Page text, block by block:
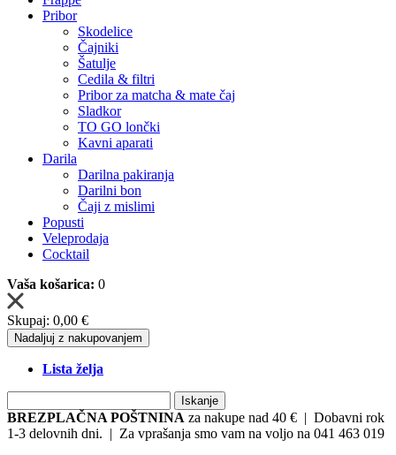
Pribor
Skodelice
Čajniki
Šatulje
Cedila & filtri
Pribor za matcha & mate čaj
Sladkor
TO GO lončki
Kavni aparati
Darila
Darilna pakiranja
Darilni bon
Čaji z mislimi
Popusti
Veleprodaja
Cocktail
Vaša košarica: 0
Skupaj: 0,00 €
Nadaljuj z nakupovanjem
Lista želja
Iskanje
BREZPLAČNA POŠTNINA za nakupe nad 40 € | Dobavni rok
1-3 delovnih dni. | Za vprašanja smo vam na voljo na 041 463 019